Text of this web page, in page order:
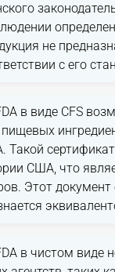
не
с его
в виде CFS
США, что
Этот
в чистом виде